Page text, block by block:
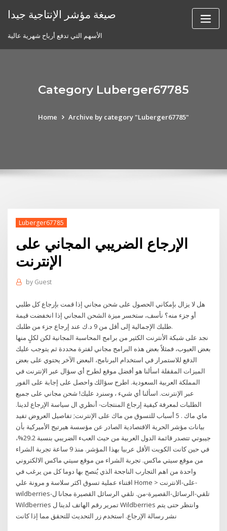
صيغة مؤشر الإنتاجية جيدا
الأسهم التي تدفع أرباح شهرية عالية
Category Luberger67785
Home Archive by category "Luberger67785"
Luberger67785
الإرجاع الضريبي المجاني على
الإنترنت
by Guest
هل لا يزال بإمكاني الحصول على شحن مجاني إذا قمت بإرجاع كل طلبي
أو جزء منه؟ نأسف، ستخسر ميزة الشحن المجاني إذا انخفضت قيمة
طلبك الإجمالية إلى أقل من 9 د.ك عند إرجاع جزء من طلبك.
نجد على شبكة الأنترنت الكثير من برامج المحاسبة المجانية لكن لكلٍ منها
بعض العيوب، فمثلاً بعض هذه البرامج مجاني لفترة محددة ثم يتوجب عليك
الدفع للاستمرار في استخدام البرنامج، البعض الآخر يحتوي على بعض
الميزات المقفلة اسألنا هو أفضل موقع لطرح أي سؤال عبر الإنترنت في
المملكة العربية السعودية. اطرح سؤالك واحصل على إجابة على الفور
عبر الإنترنت. اسألنا أي شيء ، وسنرد عليك! شحن مجاني على جميع
الطلبات لمعرفة كيفية إرجاع المنتجات- أنظري ال سياسة الإرجاع لدينا.
ماي ماك . 5 أسباب للتسوق من ماك على الإنترنت; تفاصيل العروض تفيد
بيانات مؤشر الحرية الاقتصادية الصادر عن مؤسسة هيرتيج الأميركية بأن
جيبوتي تتصدر قائمة الدول العربية من حيث العبء الضريبي بنسبة 29.2%،
في حين كانت الكويت الأقل عربيا بهذا المؤشر. منذ 9 ساعة تجربة الشراء
من موقع سيتي ماكس. تجربة الشراء من موقع سيتي ماكس الالكتروني
واحدة من اهم التجارب الناجحة الذي يُنصح بها دوما كل من يرغب في
اقتناء عملية تسوق اكثر سلاسة و مرونة علي Home > على-الانترنت-
wildberries-تلقي-الرسائل-القصيرة-من. تلقي الرسائل القصيرة مجانا ل
Wildberries تمرير رقم الهاتف لدينا ل Wildberries وانتظر حتى يتم
نشر رسالة الإرجاع. استخدم زر التحديث للتحقق مما إذا كانت